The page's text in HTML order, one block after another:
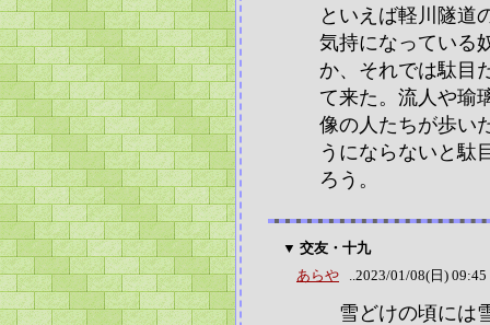
といえば軽川隧道
気持になっている
か、それでは駄目
て来た。流人や瑜
像の人たちが歩い
うにならないと駄
ろう。
▼ 交友・十九
あらや ..2023/01/08(日)
雪どけの頃には